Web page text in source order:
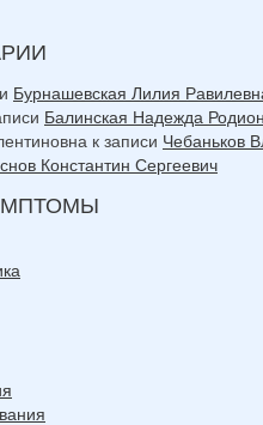
Бурнашевская Лилия
Балинская Надежда
к записи Чебаньков
Константин Сергеевич